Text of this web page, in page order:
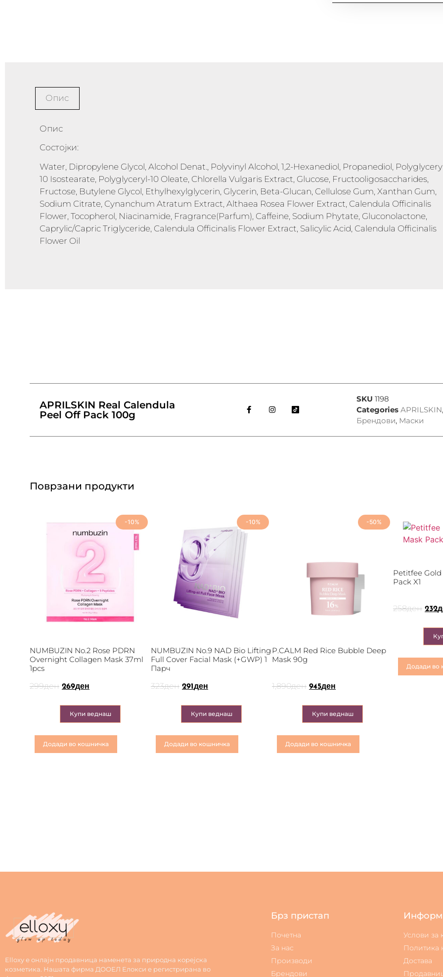
Опис
Опис
Состојки:
Water, Dipropylene Glycol, Alcohol Denat., Polyvinyl Alcohol, 1,2-Hexanediol, Propanediol,
10 Isostearate, Polyglyceryl-10 Oleate, Chlorella Vulgaris Extract, Glucose, Fructooligosaccharides,
Fructose, Butylene Glycol, Ethylhexylglycerin, Glycerin, Beta-Glucan, Cellulose Gum, Xanthan Gum,
Sodium Citrate, Cynanchum Atratum Extract, Althaea Rosea Flower Extract, Calendula Officinalis
Flower, Tocopherol, Niacinamide, Fragrance(Parfum), Caffeine, Sodium Phytate, Gluconolactone,
Caprylic/Capric Triglyceride, Calendula Officinalis Flower Extract, Salicylic Acid, Calendula Officinalis
Flower Oil
APRILSKIN Real Calendula
Peel Off Pack 100g
SKU 1198
Categories APRILSKIN
Брендови, Маски
Поврзани продукти
-10%
NUMBUZIN No.2 Rose PDRN
Overnight Collagen Mask 37ml
1pcs
299ден 269ден
Купи веднаш
Додади во кошничка
-10%
NUMBUZIN No.9 NAD Bio Lifting
Full Cover Facial Mask (+GWP) 1
Парч
323ден 291ден
Купи веднаш
Додади во кошничка
-50%
P.CALM Red Rice Bubble Deep
Mask 90g
1,890ден 945ден
Купи веднаш
Додади во кошничка
Petitfee
Pack X1
258ден 232
Додади во
Elloxy е онлајн продавница наменета за природна корејска
козметика. Нашата фирма ДООЕЛ Елокси е регистрирана во
Брз пристап
Почетна
За нас
Производи
Брендови
Услови за
Политика
Достава